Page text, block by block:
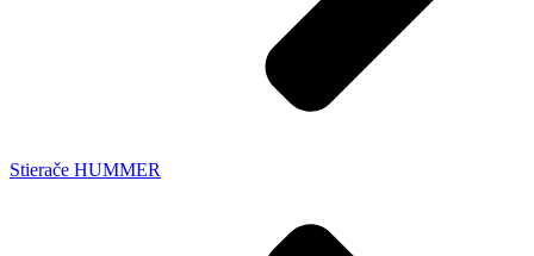
Stierače HUMMER